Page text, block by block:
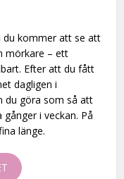
du kommer att se att
mörkare – ett
Efter att du fått
dagligen i
du göra som så att
i veckan. På
länge.